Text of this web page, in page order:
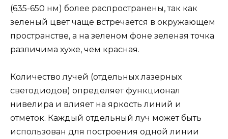
(635-650 нм) более распространены, так как
зеленый цвет чаще встречается в окружающем
пространстве, а на зеленом фоне зеленая точка
различима хуже, чем красная.
Количество лучей (отдельных лазерных
светодиодов) определяет функционал
нивелира и влияет на яркость линий и
отметок. Каждый отдельный луч может быть
использован для построения одной линии